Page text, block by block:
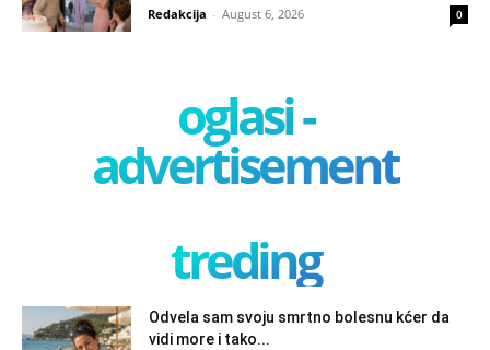
Redakcija - August 6, 2026 0
oglasi -
advertisement
treding
Odvela sam svoju smrtno bolesnu kćer da
vidi more i tako...